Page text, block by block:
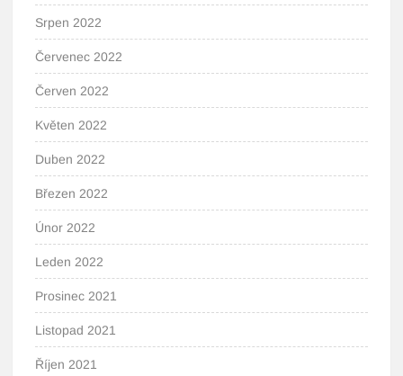
Srpen 2022
Červenec 2022
Červen 2022
Květen 2022
Duben 2022
Březen 2022
Únor 2022
Leden 2022
Prosinec 2021
Listopad 2021
Říjen 2021